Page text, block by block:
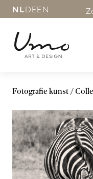
NLDEEN
Fotografie kunst